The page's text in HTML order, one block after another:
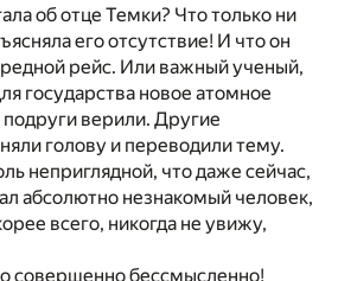
об отце Темки? Что только ни
его отсутствие! И что он
рейс. Или важный ученый,
государства новое атомное
верили. Другие
голову и переводили тему.
неприглядной, что даже сейчас,
абсолютно незнакомый человек,
всего, никогда не увижу,
совершенно бессмысленно!